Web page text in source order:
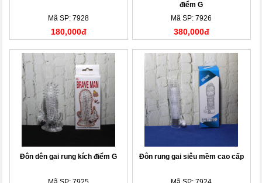
Mã SP: 7928
180,000đ
điểm G
Mã SP: 7926
380,000đ
Đôn dên gai rung kích điểm G Đôn rung gai siêu mềm cao cấp